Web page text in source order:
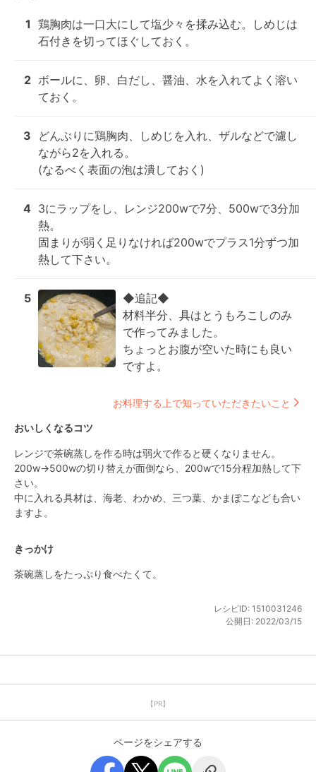
1 鶏胸肉は一口大にして塩少々を揉み込む。しめじは
石付きを切ってほぐしておく。
2 ボールに、卵、白だし、醤油、水を入れてよく溶い
ておく。
3
どんぶりに鶏胸肉、しめじを入れ、ザルなどで濾し
ながら2を入れる。
(なるべく表面の泡は潰しておく)
4 3にラップをし、レンジ200wで7分、500wで3分加
熱。
固まりが弱く足りなければ200wでプラス1分ずつ加
熱して下さい。
5
◆追記◆
材料半分、具はとうもろこしのみ
で作ってみました。
ちょっとお腹が空いた時にも良い
ですよ。
お料理する上で知っていただきたいこと
おいしくなるコツ
レンジで茶碗蒸しを作る時は弱火で作ると硬くなりません。
200w→500wの切り替えが面倒なら、200wで15分程加熱して下
さい。
中に入れる具材は、海老、わかめ、三つ葉、かまぼこなども合い
ますよ。
きっかけ
茶碗蒸しをたっぷり食べたくて。
レシピID: 1510031246
公開日: 2022/03/15
【PR】
ページをシェアする